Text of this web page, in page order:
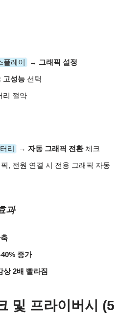
플레이 → 그래픽 설정
고성능 선택
리 절약
리 → 자동 그래픽 전환체크
, 전원 연결 시 전용 그래픽 자동
과
증가
상 2배 빨라짐
및 프라이버시 (5